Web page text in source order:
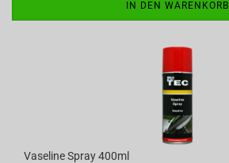
IN DEN WARENKORB
Vaseline Spray 400ml